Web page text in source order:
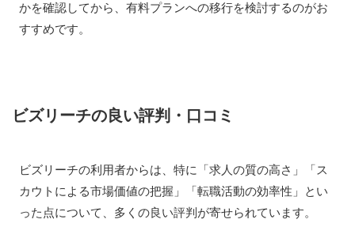
かを確認してから、有料プランへの移行を検討するのがお
すすめです。
ビズリーチの良い評判・口コミ
ビズリーチの利用者からは、特に「求人の質の高さ」「ス
カウトによる市場価値の把握」「転職活動の効率性」とい
った点について、多くの良い評判が寄せられています。